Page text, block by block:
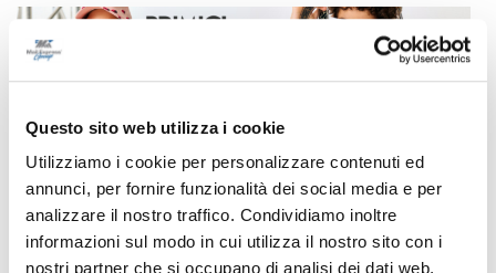
Questo sito web utilizza i cookie
Utilizziamo i cookie per personalizzare contenuti ed
annunci, per fornire funzionalità dei social media e per
analizzare il nostro traffico. Condividiamo inoltre
informazioni sul modo in cui utilizza il nostro sito con i
nostri partner che si occupano di analisi dei dati web,
Correlati